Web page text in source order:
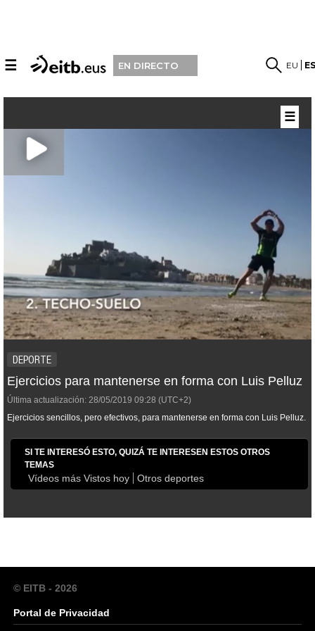
☰ EN DIRECTO EU
DEPORTE
Ejercicios para mantenerse en forma con Luis Pelluz
Última actualización: 28/05/2019 09:28 (UTC+2)
Ejercicios sencillos, pero efectivos, para mantenerse en forma con Luis Pelluz.
SI TE INTERESÓ ESTO, QUIZÁ TE INTERESEN ESTOS OTROS
TEMAS
Vídeos más Vistos hoy Otros deportes
☰
© EITB - 2026
Portal de Privacidad